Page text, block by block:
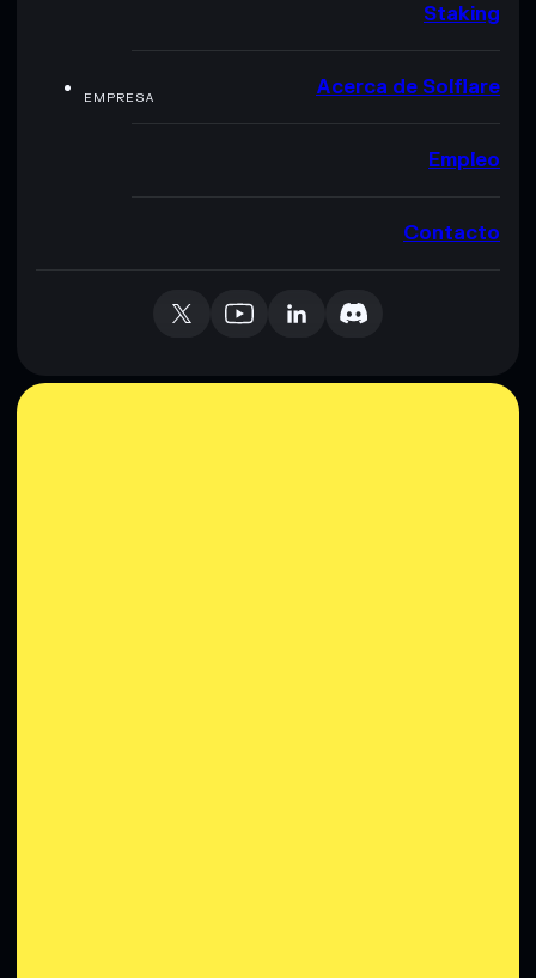
Staking
EMPRESA Acerca de Solflare
Empleo
Contacto